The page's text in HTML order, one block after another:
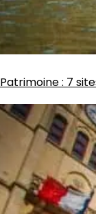
Patrimoine: 7